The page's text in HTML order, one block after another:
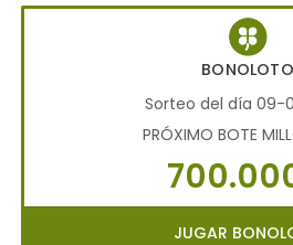
BONOLOTO
Sorteo del día 09-
PRÓXIMO BOTE
JUGAR